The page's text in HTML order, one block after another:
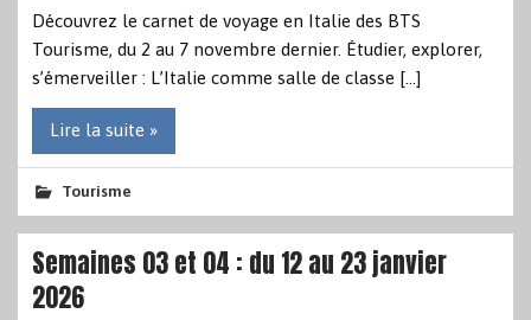
Découvrez le carnet de voyage en Italie des BTS
Tourisme, du 2 au 7 novembre dernier. Étudier, explorer,
s’émerveiller : L’Italie comme salle de classe […]
Lire la suite »
Tourisme
Semaines 03 et 04 : du 12 au 23 janvier
2026